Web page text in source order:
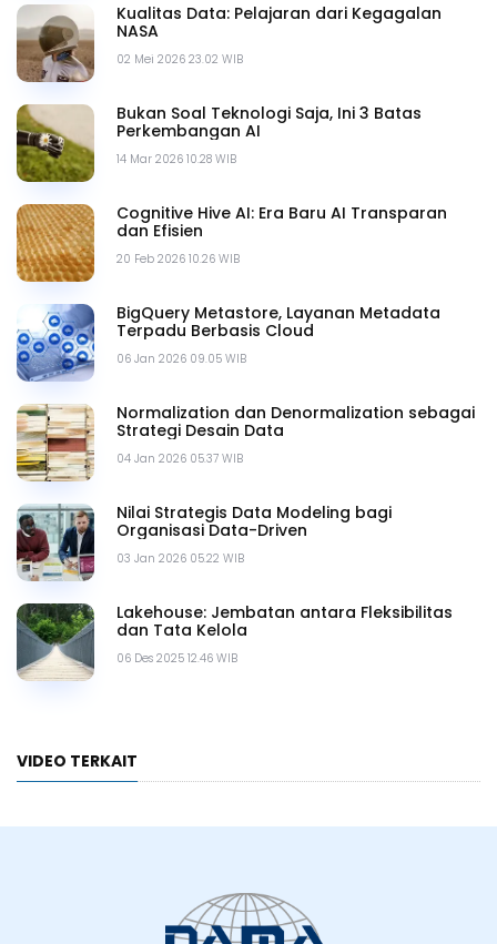
02 Mei 2026 23.02 WIB
Kualitas Data: Pelajaran dari Kegagalan
NASA
14 Mar 2026 10.28 WIB
Bukan Soal Teknologi Saja, Ini 3 Batas
Perkembangan AI
20 Feb 2026 10.26 WIB
Cognitive Hive AI: Era Baru AI Transparan
dan Efisien
06 Jan 2026 09.05 WIB
BigQuery Metastore, Layanan Metadata
Terpadu Berbasis Cloud
04 Jan 2026 05.37 WIB
Normalization dan Denormalization sebagai
Strategi Desain Data
03 Jan 2026 05.22 WIB
Nilai Strategis Data Modeling bagi
Organisasi Data-Driven
06 Des 2025 12.46 WIB
Lakehouse: Jembatan antara Fleksibilitas
dan Tata Kelola
VIDEO TERKAIT